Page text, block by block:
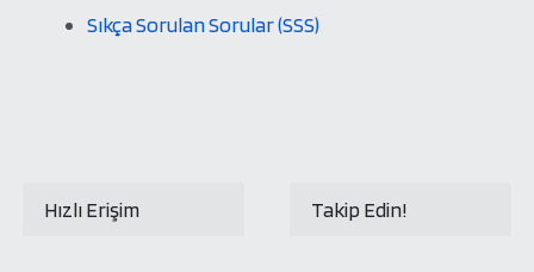
Sıkça Sorulan Sorular (SSS)
Hızlı Erişim Takip Edin!